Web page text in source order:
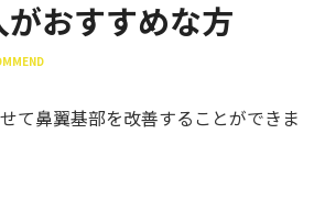
おすすめな方
て鼻翼基部を改善することができま